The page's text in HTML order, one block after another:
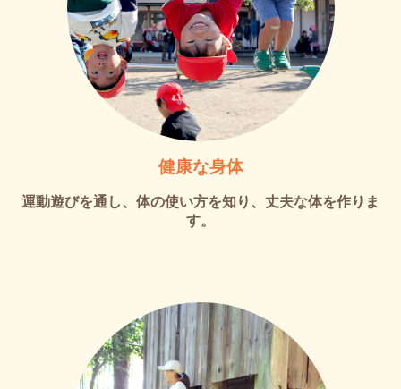
健康な身体
運動遊びを通し、体の使い方を知り、丈夫な体を作りま
す。